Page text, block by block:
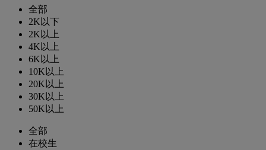
全部
2K以下
2K以上
4K以上
6K以上
10K以上
20K以上
30K以上
50K以上
全部
在校生